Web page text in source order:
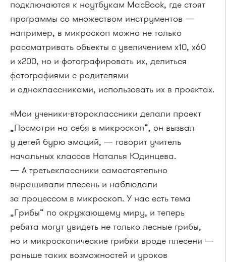
подключаются к ноутбукам MacBook, где стоят
программы со множеством инструментов —
например, в микроскоп можно не только
рассматривать объекты с увеличением х10, х60
и х200, но и фотографировать их, делиться
фотографиями с родителями
и одноклассниками, использовать их в проектах.
«Мои ученики-второклассники делали проект
„Посмотри на себя в микроскоп“, он вызвал
у детей бурю эмоций, — говорит учитель
начальных классов Наталья Юдинцева.
— А третьеклассники самостоятельно
выращивали плесень и наблюдали
за процессом в микроскоп. У нас есть тема
„Грибы“ по окружающему миру, и теперь
ребята могут увидеть не только лесные грибы,
но и микроскопические грибки вроде плесени —
раньше таких возможностей и уроков